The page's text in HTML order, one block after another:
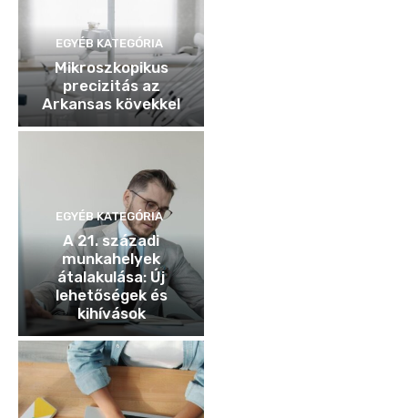
EGYÉB KATEGÓRIA
Mikroszkopikus
precizitás az
Arkansas kövekkel
EGYÉB KATEGÓRIA
A 21. századi
munkahelyek
átalakulása: Új
lehetőségek és
kihívások